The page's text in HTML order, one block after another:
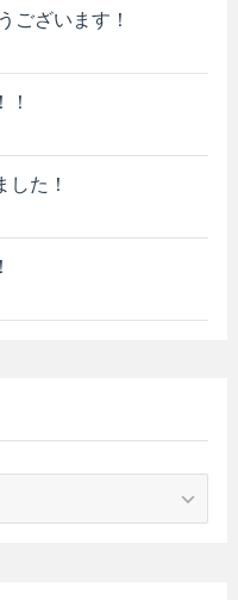
ございます！
た！